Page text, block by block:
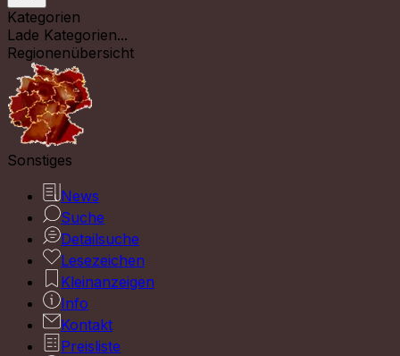
Kategorien
Lade Kategorien...
Regionenübersicht
Sonstiges
News
Suche
Detailsuche
Lesezeichen
Kleinanzeigen
Info
Kontakt
Preisliste